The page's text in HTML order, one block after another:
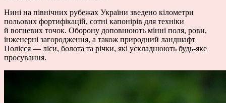
Нині на північних рубежах України зведено кілометри
польових фортифікацій, сотні капонірів для техніки
й вогневих точок. Оборону доповнюють мінні поля, рови,
інженерні загородження, а також природний ландшафт
Полісся — ліси, болота та річки, які ускладнюють будь-яке
просування.